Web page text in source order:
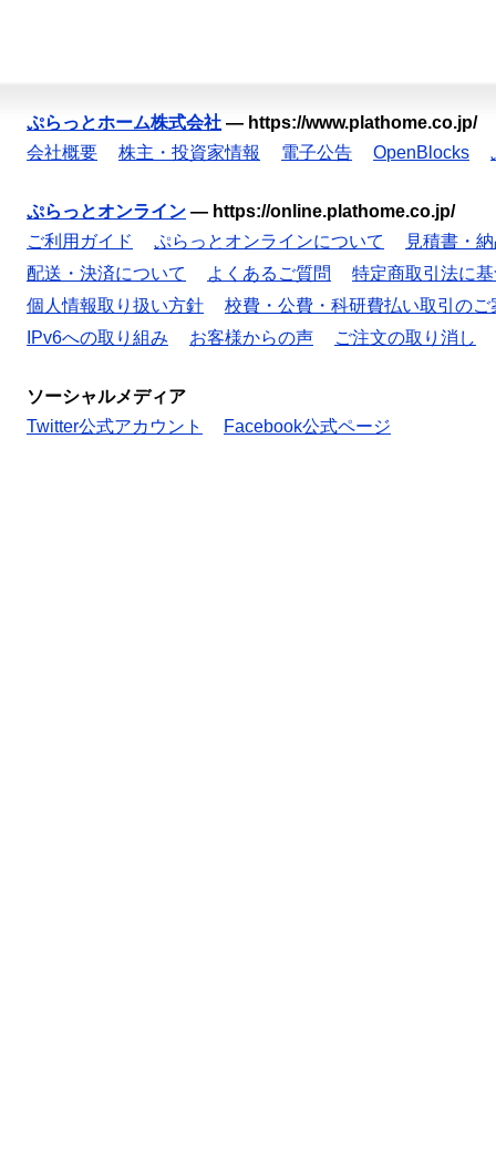
ぷらっとホーム株式会社 — https://www.plathome.co.jp/
会社概要
株主・投資家情報 電子公告 OpenBlocks
ぷらっとオンライン — https://online.plathome.co.jp/
ご利用ガイド
ぷらっとオンラインについて
見積書・
配送・決済について
よくあるご質問
特定商取引法に
個人情報取り扱い方針
校費・公費・科研費払い取引のご
IPv6への取り組み
お客様からの声 ご注文の取り消し
ソーシャルメディア
Twitter公式アカウント
Facebook公式ページ